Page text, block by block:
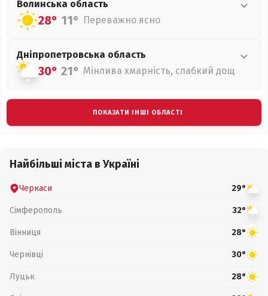
Волинська область
28° 11° Переважно ясно
Дніпропетровська область
30° 21° Мінлива хмарність, слабкий дощ
ПОКАЗАТИ ІНШІ ОБЛАСТІ
Найбільші міста в Україні
Черкаси 29°
Сімферополь 32°
Вінниця 28°
Чернівці 30°
Луцьк 28°